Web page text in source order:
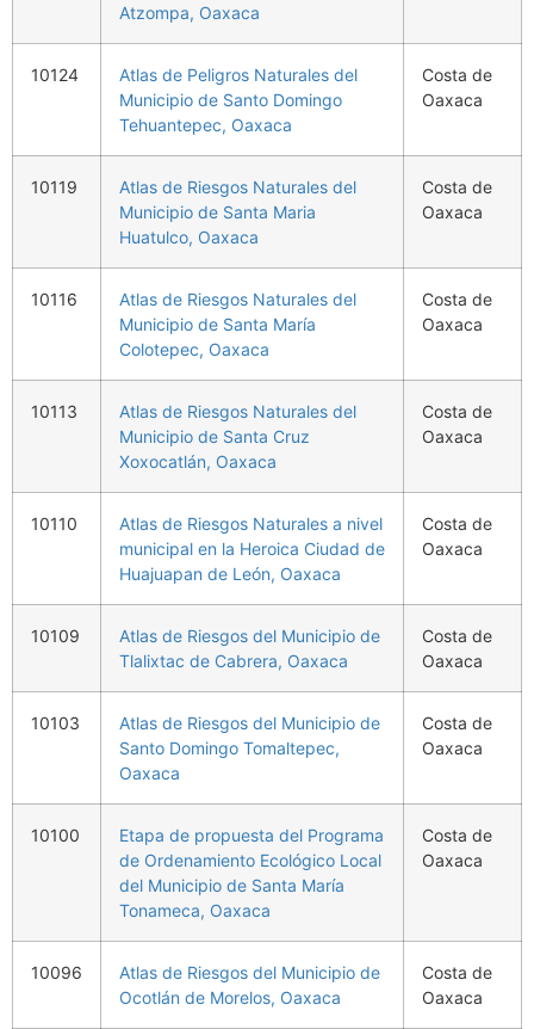
Atzompa, Oaxaca
10124
Atlas de Peligros Naturales del
Municipio de Santo Domingo
Tehuantepec, Oaxaca
Costa de
Oaxaca
10119
Atlas de Riesgos Naturales del
Municipio de Santa Maria
Huatulco, Oaxaca
Costa de
Oaxaca
10116
Atlas de Riesgos Naturales del
Municipio de Santa María
Colotepec, Oaxaca
Costa de
Oaxaca
10113
Atlas de Riesgos Naturales del
Municipio de Santa Cruz
Xoxocatlán, Oaxaca
Costa de
Oaxaca
10110
Atlas de Riesgos Naturales a nivel
municipal en la Heroica Ciudad de
Huajuapan de León, Oaxaca
Costa de
Oaxaca
10109
Atlas de Riesgos del Municipio de
Tlalixtac de Cabrera, Oaxaca
Costa de
Oaxaca
10103
Atlas de Riesgos del Municipio de
Santo Domingo Tomaltepec,
Oaxaca
Costa de
Oaxaca
10100
Etapa de propuesta del Programa
de Ordenamiento Ecológico Local
del Municipio de Santa María
Tonameca, Oaxaca
Costa de
Oaxaca
10096
Atlas de Riesgos del Municipio de
Ocotlán de Morelos, Oaxaca
Costa de
Oaxaca